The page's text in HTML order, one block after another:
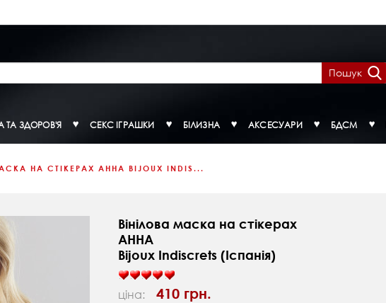
Пошук
ТА ЗДОРОВ'Я СЕКС ІГРАШКИ БІЛИЗНА АКСЕСУАРИ БДСМ
НА СТІКЕРАХ АННА BIJOUX INDIS...
Вінілова маска на стікерах
АННА
Bijoux Indiscrets (Іспанія)
ціна: 410 грн.